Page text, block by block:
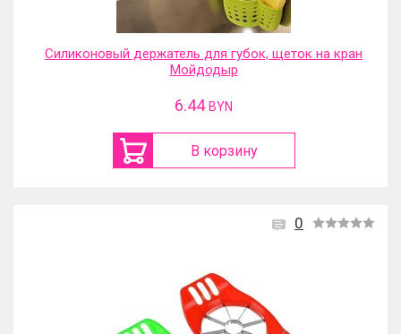
Силиконовый держатель для губок, щеток на кран
Мойдодыр
6.44 BYN
В корзину
0